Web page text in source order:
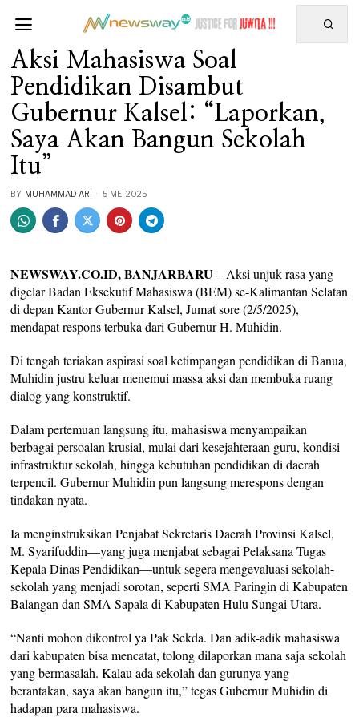
Aksi Mahasiswa Soal
Pendidikan Disambut
Gubernur Kalsel: “Laporkan,
Saya Akan Bangun Sekolah
Itu”
BY MUHAMMAD ARI 5 MEI 2025
NEWSWAY.CO.ID, BANJARBARU– Aksi unjuk rasa yang
digelar Badan Eksekutif Mahasiswa (BEM) se-Kalimantan Selatan
di depan Kantor Gubernur Kalsel, Jumat sore (2/5/2025),
mendapat respons terbuka dari Gubernur H. Muhidin.
Di tengah teriakan aspirasi soal ketimpangan pendidikan di Banua,
Muhidin justru keluar menemui massa aksi dan membuka ruang
dialog yang konstruktif.
Dalam pertemuan langsung itu, mahasiswa menyampaikan
berbagai persoalan krusial, mulai dari kesejahteraan guru, kondisi
infrastruktur sekolah, hingga kebutuhan pendidikan di daerah
terpencil. Gubernur Muhidin pun langsung merespons dengan
tindakan nyata.
Ia menginstruksikan Penjabat Sekretaris Daerah Provinsi Kalsel,
M. Syarifuddin—yang juga menjabat sebagai Pelaksana Tugas
Kepala Dinas Pendidikan—untuk segera mengevaluasi sekolah-
sekolah yang menjadi sorotan, seperti SMA Paringin di Kabupaten
Balangan dan SMA Sapala di Kabupaten Hulu Sungai Utara.
“Nanti mohon dikontrol ya Pak Sekda. Dan adik-adik mahasiswa
dari kabupaten bisa mencatat, tolong dilaporkan mana saja sekolah
yang bermasalah. Kalau ada sekolah dan gurunya yang
berantakan, saya akan bangun itu,” tegas Gubernur Muhidin di
hadapan para mahasiswa.